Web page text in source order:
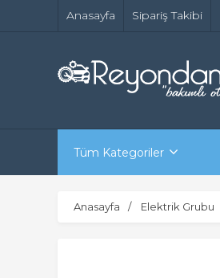
Anasayfa Sipariş Takibi
Tüm Kategoriler
Anasayfa Elektrik Grubu